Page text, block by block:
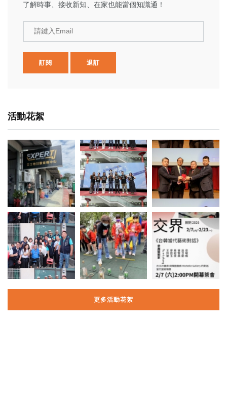
了解時事、接收新知、在家也能當個知識通！
請鍵入Email
訂閱 退訂
活動花絮
更多活動花絮